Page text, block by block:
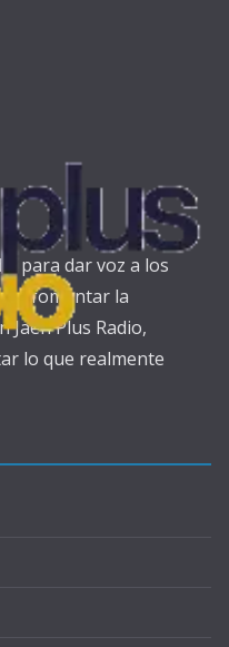
para dar voz a los
y fomentar la
Jaén Plus Radio,
lo que realmente